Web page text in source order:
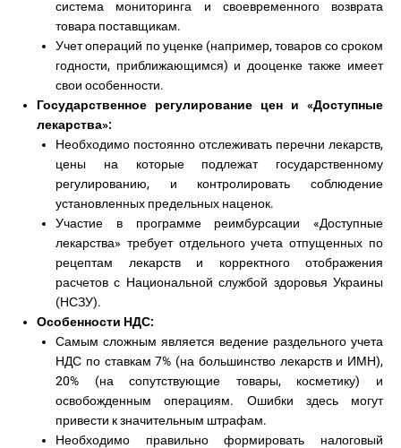
система мониторинга и своевременного возврата
товара поставщикам.
Учет операций по уценке (например, товаров со сроком
годности, приближающимся) и дооценке также имеет
свои особенности.
Государственное регулирование цен и «Доступные
лекарства»:
Необходимо постоянно отслеживать перечни лекарств,
цены на которые подлежат государственному
регулированию, и контролировать соблюдение
установленных предельных наценок.
Участие в программе реимбурсации «Доступные
лекарства» требует отдельного учета отпущенных по
рецептам лекарств и корректного отображения
расчетов с Национальной службой здоровья Украины
(НСЗУ).
Особенности НДС:
Самым сложным является ведение раздельного учета
НДС по ставкам 7% (на большинство лекарств и ИМН),
20% (на сопутствующие товары, косметику) и
освобожденным операциям. Ошибки здесь могут
привести к значительным штрафам.
Необходимо правильно формировать налоговый